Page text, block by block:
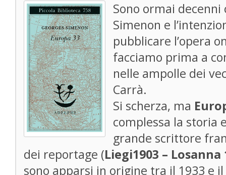
Sono ormai
Simenon e
pubblicare l’opera
facciamo prima a
nelle ampolle dei
Carrà.
Si scherza, ma
complessa la storia
grande scrittore
dei reportage (Liegi1903 – Losanna
sono apparsi in origine tra il 1933 e